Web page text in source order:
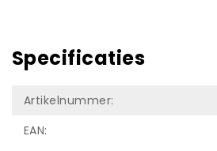
Specificaties
Artikelnummer:
EAN: